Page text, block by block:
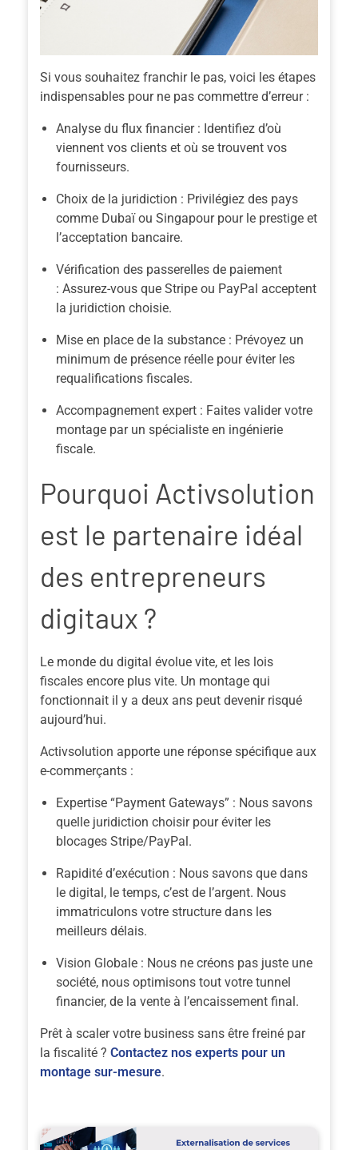
Si vous souhaitez franchir le pas, voici les étapes
indispensables pour ne pas commettre d’erreur :
Analyse du flux financier : Identifiez d’où
viennent vos clients et où se trouvent vos
fournisseurs.
Choix de la juridiction : Privilégiez des pays
comme Dubaï ou Singapour pour le prestige et
l’acceptation bancaire.
Vérification des passerelles de paiement
: Assurez-vous que Stripe ou PayPal acceptent
la juridiction choisie.
Mise en place de la substance : Prévoyez un
minimum de présence réelle pour éviter les
requalifications fiscales.
Accompagnement expert : Faites valider votre
montage par un spécialiste en ingénierie
fiscale.
Pourquoi Activsolution
est le partenaire idéal
des entrepreneurs
digitaux ?
Le monde du digital évolue vite, et les lois
fiscales encore plus vite. Un montage qui
fonctionnait il y a deux ans peut devenir risqué
aujourd’hui.
Activsolution apporte une réponse spécifique aux
e-commerçants :
Expertise “Payment Gateways” : Nous savons
quelle juridiction choisir pour éviter les
blocages Stripe/PayPal.
Rapidité d’exécution : Nous savons que dans
le digital, le temps, c’est de l’argent. Nous
immatriculons votre structure dans les
meilleurs délais.
Vision Globale : Nous ne créons pas juste une
société, nous optimisons tout votre tunnel
financier, de la vente à l’encaissement final.
Prêt à scaler votre business sans être freiné par
la fiscalité ? Contactez nos experts pour un
montage sur-mesure.